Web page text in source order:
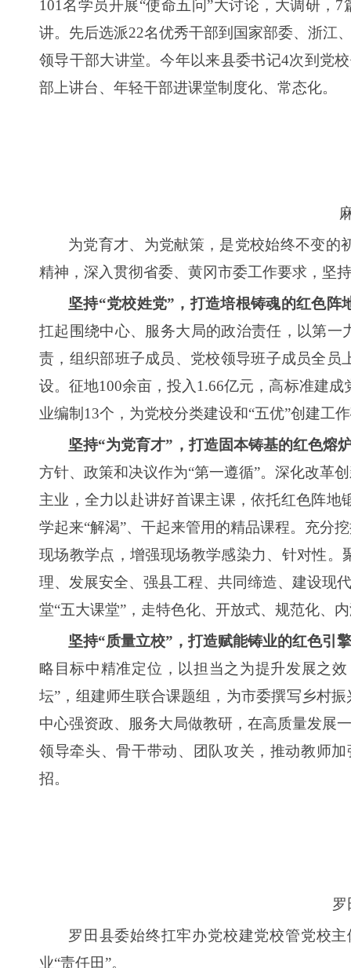
101名学员开展“使命五问”大讨论，大调研，
讲。先后选派22名优秀干部到国家部委、浙江
领导干部大讲堂。今年以来县委书记4次到党
部上讲台、年轻干部进课堂制度化、常态化。
为党育才、为党献策，是党校始终不变的
精神，深入贯彻省委、黄冈市委工作要求，坚
坚持“党校姓党”，打造培根铸魂的红色阵
扛起围绕中心、服务大局的政治责任，以第
责，组织部班子成员、党校领导班子成员全
设。征地100余亩，投入1.66亿元，高标准建
业编制13个，为党校分类建设和“五优”创建工
坚持“为党育才”，打造固本铸基的红色熔
方针、政策和决议作为“第一遵循”。深化改革
主业，全力以赴讲好首课主课，依托红色阵地
学起来“解渴”、干起来管用的精品课程。充分
现场教学点，增强现场教学感染力、针对性
理、发展安全、强县工程、共同缔造、建设现
堂“五大课堂”，走特色化、开放式、规范化、
坚持“质量立校”，打造赋能铸业的红色引
略目标中精准定位，以担当之为提升发展之
坛”，组建师生联合课题组，为市委撰写乡村
中心强资政、服务大局做教研，在高质量发展
领导牵头、骨干带动、团队攻关，推动教师
招。
罗
罗田县委始终扛牢办党校建党校管党校
业“责任田”。